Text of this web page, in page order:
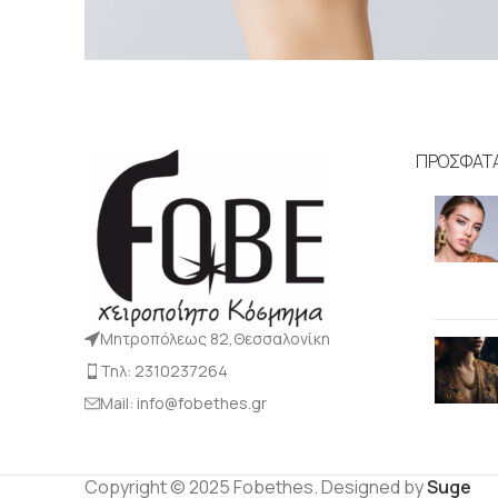
Μητροπόλεως 82,Θεσσαλονίκη
Τηλ: 2310237264
Mail: info@fobethes.gr
Copyright © 2025 Fobethes. Designed bySuge